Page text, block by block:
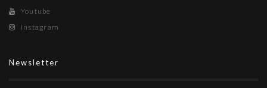
Youtube
Instagram
Newsletter